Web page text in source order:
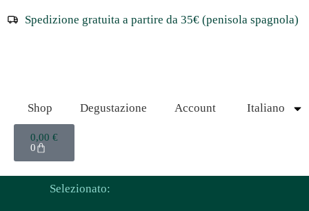
Spedizione gratuita a partire da 35€ (penisola spagnola)
Shop Degustazione Account Italiano
0,00 €
0
Selezionato: